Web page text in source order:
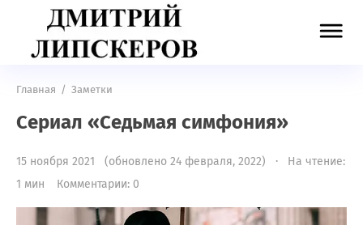
Главная / Заметки
Сериал «Седьмая симфония»
15 ноября 2021 (обновлено 24 февраля, 2022) · На чтение:
1 мин
Комментарии: 0